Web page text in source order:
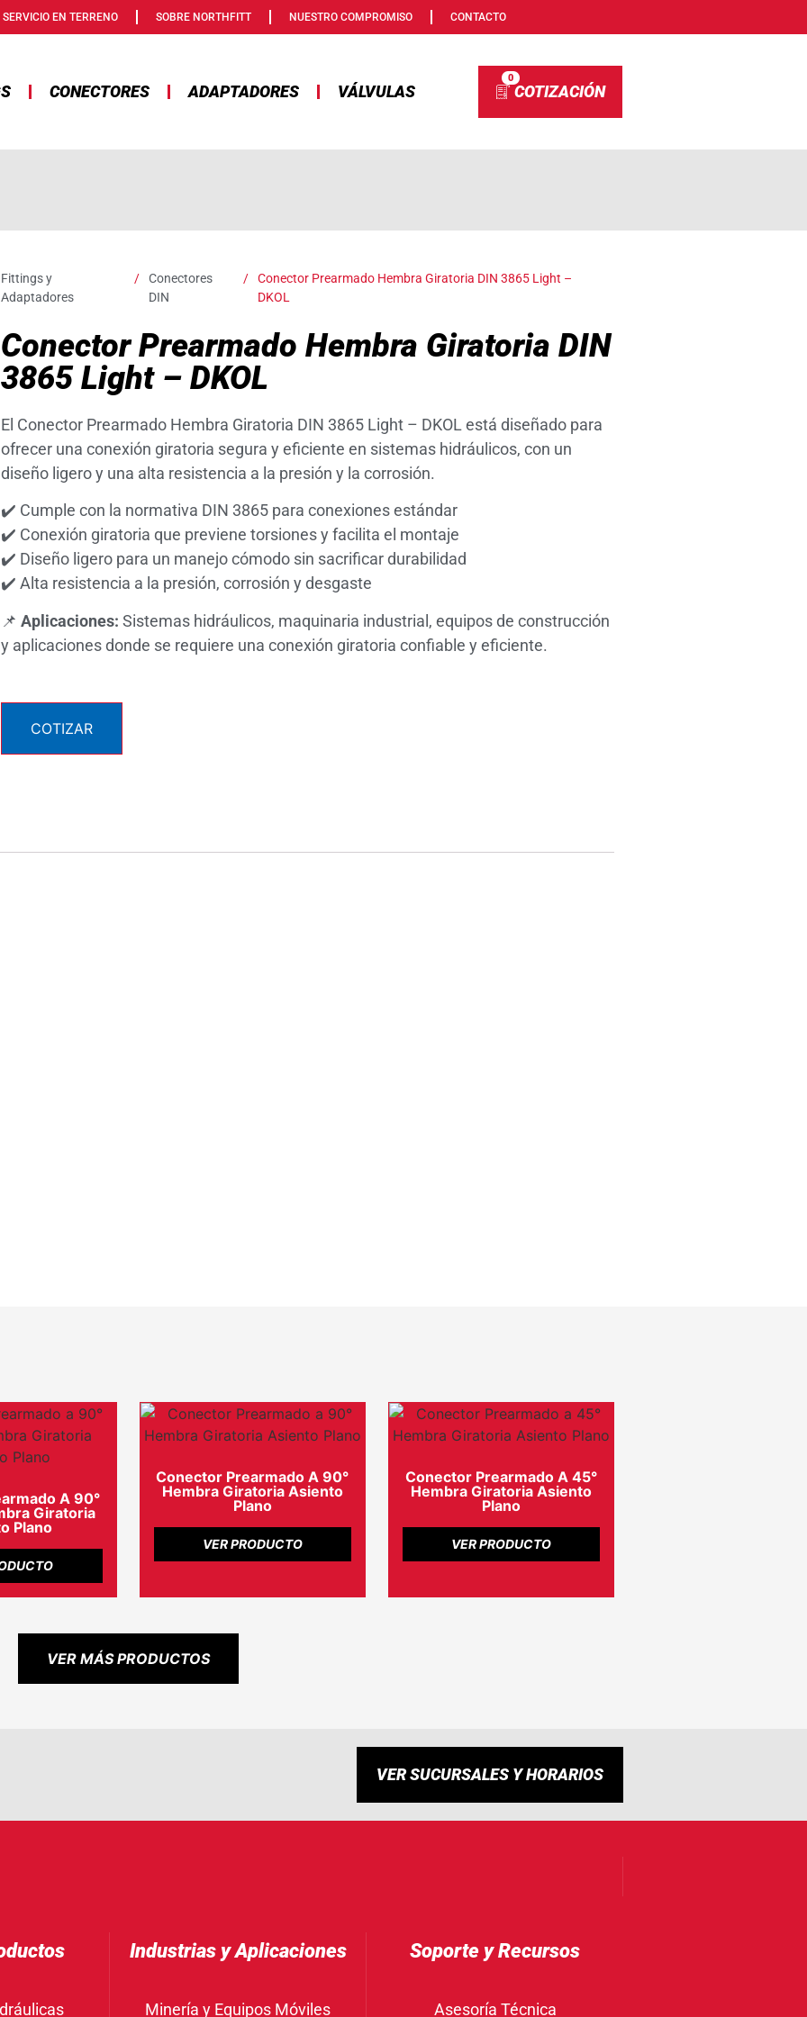
SERVICIO EN TERRENO SOBRE NORTHFITT NUESTRO COMPROMISO CONTACTO
CONECTORES ADAPTADORES VÁLVULAS
0
Fittings y
Adaptadores
/
Conectores
DIN
/
Conector Prearmado Hembra Giratoria DIN 3865 Light –
DKOL
Conector Prearmado Hembra Giratoria DIN
3865 Light – DKOL
El Conector Prearmado Hembra Giratoria DIN 3865 Light – DKOL está diseñado para
ofrecer una conexión giratoria segura y eficiente en sistemas hidráulicos, con un
diseño ligero y una alta resistencia a la presión y la corrosión.
✔️ Cumple con la normativa DIN 3865 para conexiones estándar
✔️ Conexión giratoria que previene torsiones y facilita el montaje
✔️ Diseño ligero para un manejo cómodo sin sacrificar durabilidad
✔️ Alta resistencia a la presión, corrosión y desgaste
📌 Aplicaciones: Sistemas hidráulicos, maquinaria industrial, equipos de construcción
y aplicaciones donde se requiere una conexión giratoria confiable y eficiente.
COTIZAR
A 90°
Giratoria
Plano
Conector Prearmado A 90°
Hembra Giratoria Asiento
Plano
VER PRODUCTO
Conector Prearmado A 45°
Hembra Giratoria Asiento
Plano
VER PRODUCTO
VER MÁS PRODUCTOS
VER SUCURSALES Y HORARIOS
Industrias y Aplicaciones
Minería y Equipos Móviles
Soporte y Recursos
Asesoría Técnica